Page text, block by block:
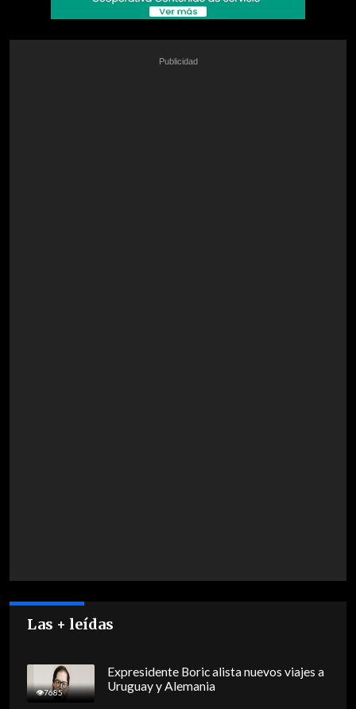
Las + leídas
7685
Expresidente Boric alista nuevos viajes a
Uruguay y Alemania